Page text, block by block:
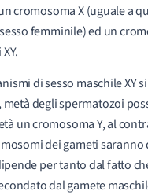
cromosoma X (uguale a
femminile) ed un
di sesso maschile XY
, metà degli spermatozoi
un cromosoma Y, al
dei gameti saranno
per tanto dal fatto
dal gamete